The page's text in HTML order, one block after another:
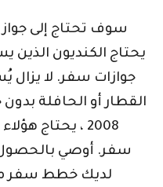
يحتاج الكنديون الذين
جوازات سفر. لا يزال
القطار أو الحافلة
2008 ، يحتاج
سفر. أوصي بالحصول
لديك خطط سفر